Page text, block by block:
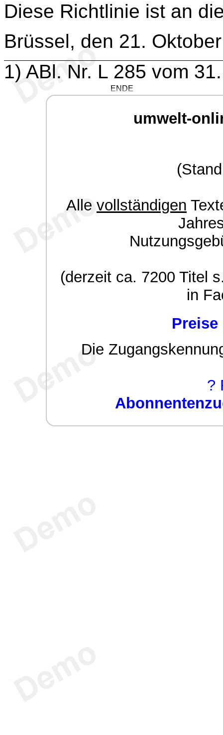
Diese Richtlinie ist an
Brüssel, den 21.
1) ABl. Nr. L 285 vom
ENDE
umwelt-
Alle vollständigen
(derzeit ca. 7200 Titel
in
Die
?